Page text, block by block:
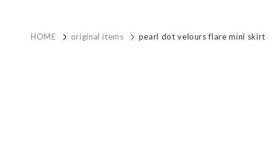
HOME original items pearl dot velours flare mini skirt